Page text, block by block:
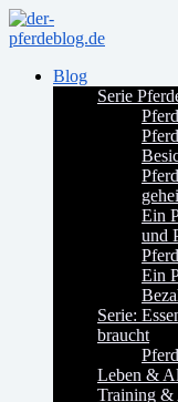
Blog
Serie
Ein
und
Ein
Serie:
braucht
Leben &
Training &